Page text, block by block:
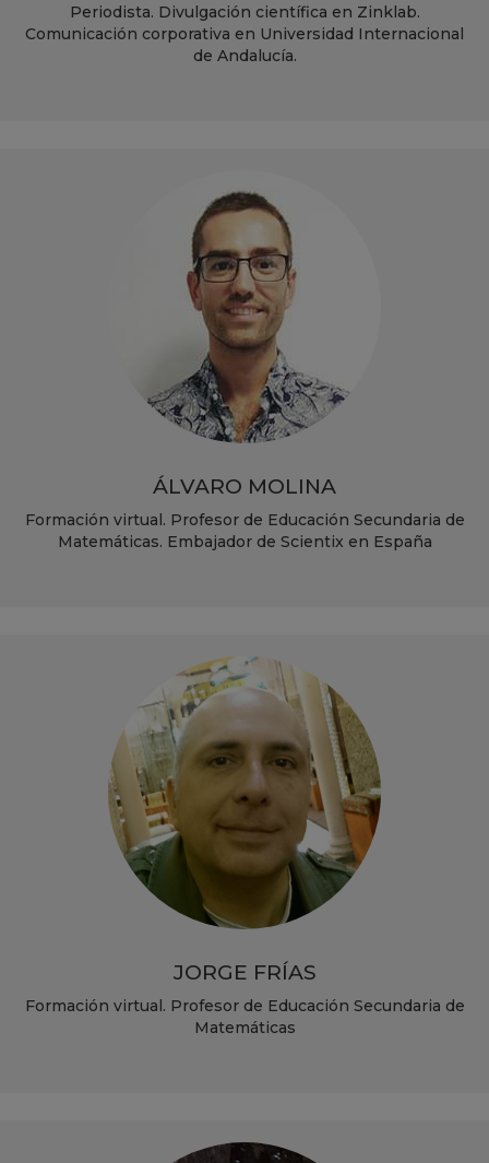
Periodista. Divulgación científica en Zinklab.
Comunicación corporativa en Universidad Internacional
de Andalucía.
ÁLVARO MOLINA
Formación virtual. Profesor de Educación Secundaria de
Matemáticas. Embajador de Scientix en España
JORGE FRÍAS
Formación virtual. Profesor de Educación Secundaria de
Matemáticas